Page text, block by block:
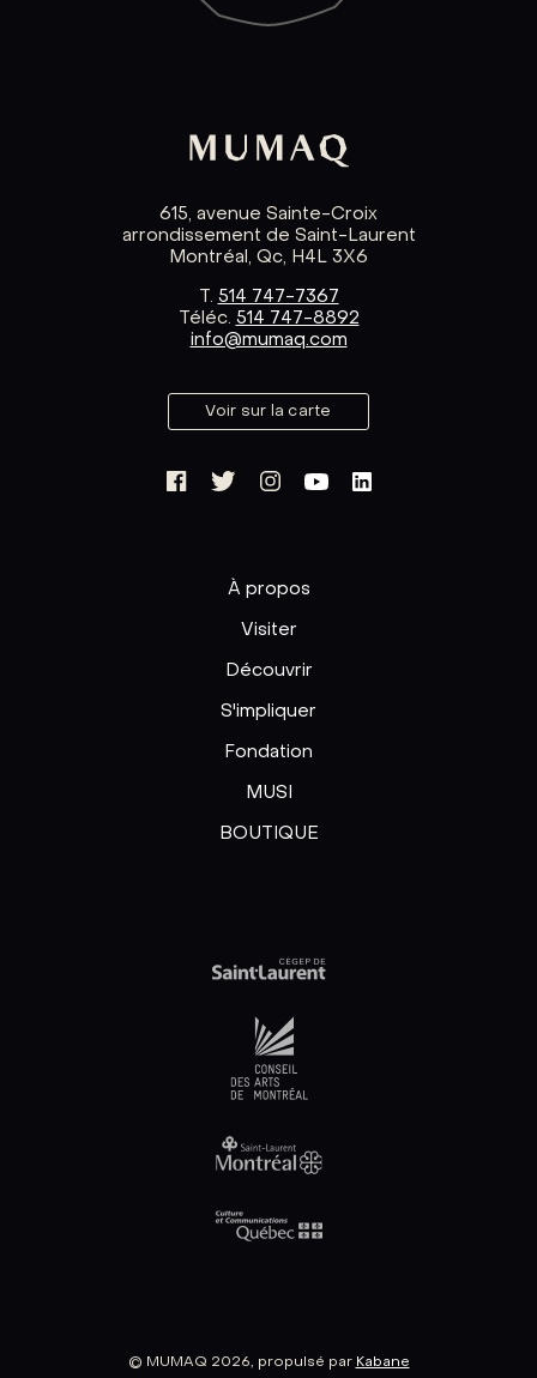
615, avenue Sainte-Croix
arrondissement de Saint-Laurent
Montréal, Qc, H4L 3X6
T. 514 747-7367
Téléc. 514 747-8892
info@mumaq.com
Voir sur la carte
À propos
Visiter
Découvrir
S'impliquer
Fondation
MUSI
BOUTIQUE
© MUMAQ 2026, propulsé par Kabane